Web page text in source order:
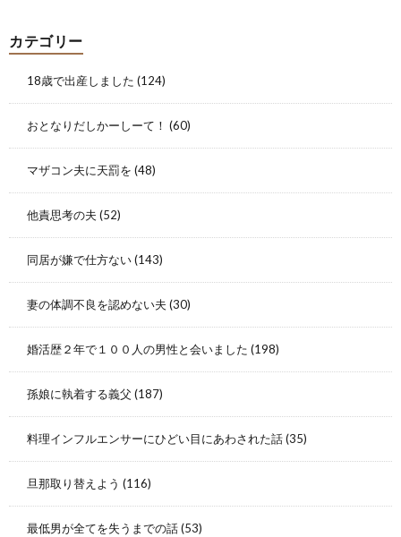
カテゴリー
18歳で出産しました (124)
おとなりだしかーしーて！ (60)
マザコン夫に天罰を (48)
他責思考の夫 (52)
同居が嫌で仕方ない(143)
妻の体調不良を認めない夫 (30)
婚活歴２年で１００人の男性と会いました (198)
孫娘に執着する義父 (187)
料理インフルエンサーにひどい目にあわされた話(35)
旦那取り替えよう (116)
最低男が全てを失うまでの話(53)